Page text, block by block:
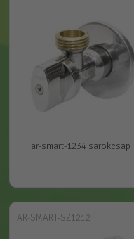
ar-smart-1234 sarokcsap
AR-SMART-SZ1212